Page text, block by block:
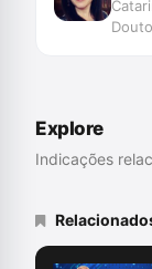
Explore
Indicações